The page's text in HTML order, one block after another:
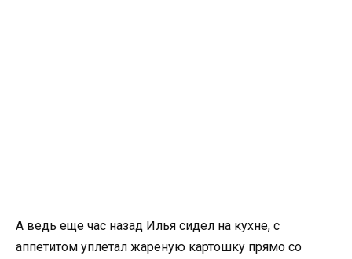
А ведь еще час назад Илья сидел на кухне, с
аппетитом уплетал жареную картошку прямо со